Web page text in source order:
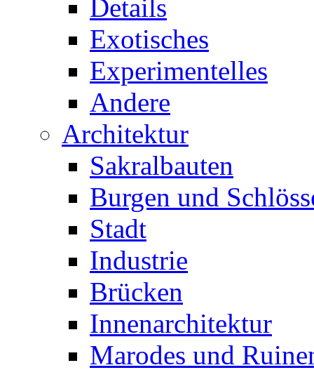
Details
Exotisches
Experimentelles
Andere
Architektur
Sakralbauten
Burgen und
Stadt
Industrie
Brücken
Innenarchitektur
Marodes und